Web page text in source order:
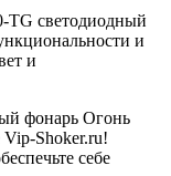
светодиодный
и
и
фонарь Огонь
Shoker.ru!
себе